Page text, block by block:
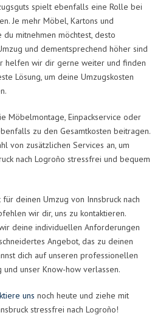
spielt ebenfalls eine Rolle bei
Je mehr Möbel, Kartons und
mitnehmen möchtest, desto
und dementsprechend höher sind
helfen wir dir gerne weiter und finden
Lösung, um deine Umzugskosten
Möbelmontage, Einpackservice oder
zu den Gesamtkosten beitragen.
von zusätzlichen Services an, um
nach Logroño stressfrei und bequem
deinen Umzug von Innsbruck nach
wir dir, uns zu kontaktieren.
deine individuellen Anforderungen
Angebot, das zu deinen
dich auf unseren professionellen
und unser Know-how verlassen.
uns noch heute und ziehe mit
stressfrei nach Logroño!